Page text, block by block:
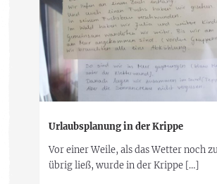
Urlaubsplanung in der Krippe
Vor einer Weile, als das Wetter noch
übrig ließ, wurde in der Krippe […]